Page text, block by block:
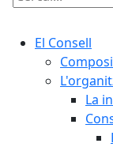
Cercar:
El Consell
La